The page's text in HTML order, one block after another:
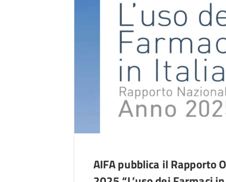
AIFA pubblica il Rapporto